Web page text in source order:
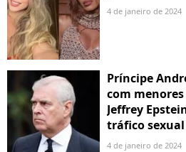
4 de janeiro de 2024
Príncipe
com
Jeffrey
tráfico sexual
4 de janeiro de 2024